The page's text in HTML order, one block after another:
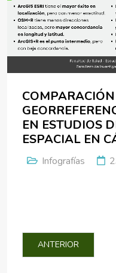
EN ESTUDIOS
ESPACIAL EN
Infografías
ARTÍCULO
ANTERIOR